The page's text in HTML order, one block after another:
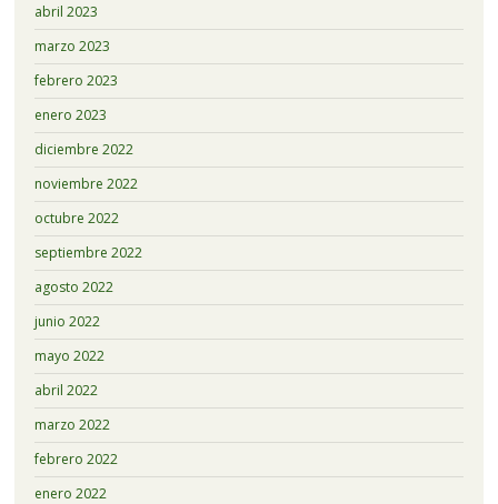
abril 2023
marzo 2023
febrero 2023
enero 2023
diciembre 2022
noviembre 2022
octubre 2022
septiembre 2022
agosto 2022
junio 2022
mayo 2022
abril 2022
marzo 2022
febrero 2022
enero 2022